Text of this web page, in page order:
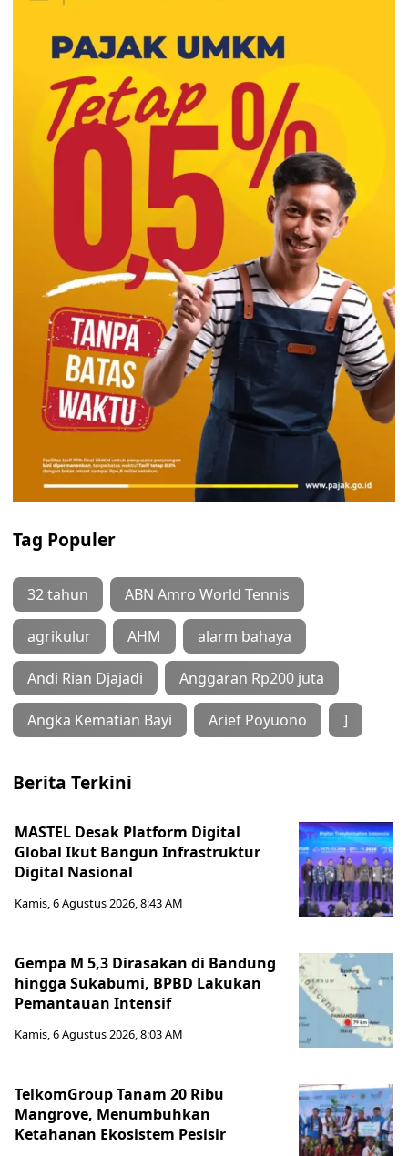
Tag Populer
32 tahun ABN Amro World Tennis
agrikulur AHM alarm bahaya
Andi Rian Djajadi Anggaran Rp200 juta
Angka Kematian Bayi Arief Poyuono ]
Berita Terkini
MASTEL Desak Platform Digital
Global Ikut Bangun Infrastruktur
Digital Nasional
Kamis, 6 Agustus 2026, 8:43 AM
Gempa M 5,3 Dirasakan di Bandung
hingga Sukabumi, BPBD Lakukan
Pemantauan Intensif
Kamis, 6 Agustus 2026, 8:03 AM
TelkomGroup Tanam 20 Ribu
Mangrove, Menumbuhkan
Ketahanan Ekosistem Pesisir